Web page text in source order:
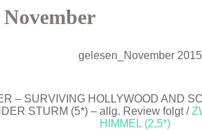
November
– SURVIVING HOLLYWOOD AND
STURM (5*) – allg. Review folgt /
HIMMEL (2,5*)